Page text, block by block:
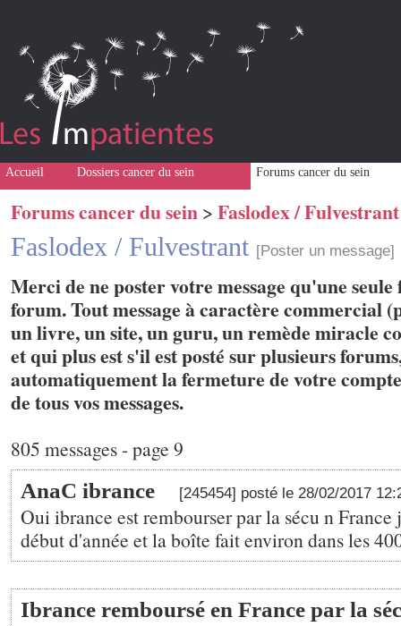
Accueil Dossiers cancer du sein Forums cancer du sein
Forums cancer du sein > Faslodex / Fulvestrant
Faslodex / Fulvestrant [Poster un message]
Merci de ne poster votre message qu'une seule
forum. Tout message à caractère commercial
un livre, un site, un guru, un remède miracle
et qui plus est s'il est posté sur plusieurs
automatiquement la fermeture de votre
de tous vos messages.
805 messages - page 9
AnaC ibrance [245454] posté le 28/02/2017
Oui ibrance est rembourser par la sécu n France
début d'année et la boîte fait environ dans les
Ibrance remboursé en France par la